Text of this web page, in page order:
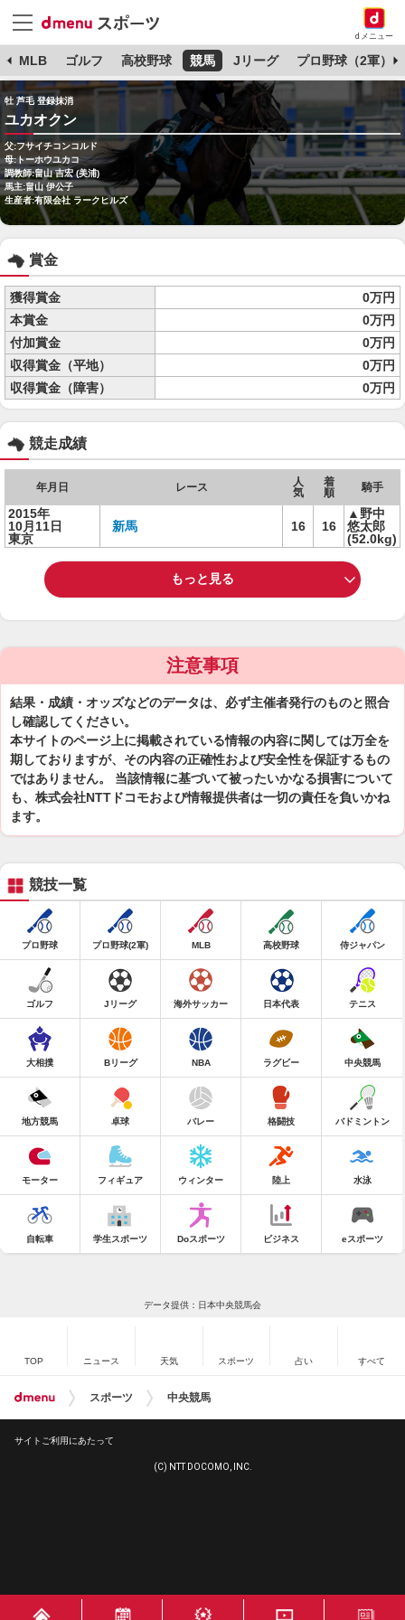
dメニュー
MLB ゴルフ 高校野球 競馬 Jリーグ プロ野球（2軍）
牡 芦毛 登録抹消
ユカオクン
父:フサイチコンコルド
母:トーホウユカコ
調教師:畠山 吉宏 (美浦)
馬主:畠山 伊公子
生産者:有限会社 ラークヒルズ
賞金
獲得賞金
0万円
本賞金
0万円
付加賞金
0万円
収得賞金（平地）
0万円
収得賞金（障害）
0万円
競走成績
年月日 レース
人
気
着
順
騎手
2015年
10月11日
東京
新馬 16 16
▲野中
悠太郎
(52.0kg)
もっと見る
注意事項
結果・成績・オッズなどのデータは、必ず主催者発行のものと照合
し確認してください。
本サイトのページ上に掲載されている情報の内容に関しては万全を
期しておりますが、その内容の正確性および安全性を保証するもの
ではありません。 当該情報に基づいて被ったいかなる損害について
も、株式会社NTTドコモおよび情報提供者は一切の責任を負いかね
ます。
競技一覧
プロ野球 プロ野球(2軍) MLB 高校野球 侍ジャパン
ゴルフ Jリーグ 海外サッカー 日本代表 テニス
大相撲 Bリーグ NBA ラグビー 中央競馬
地方競馬 卓球 バレー 格闘技 バドミントン
モーター フィギュア ウィンター 陸上 水泳
自転車 学生スポーツ Doスポーツ ビジネス eスポーツ
データ提供：日本中央競馬会
TOP ニュース 天気 スポーツ 占い すべて
スポーツ 中央競馬
サイトご利用にあたって
(C) NTT DOCOMO, INC.